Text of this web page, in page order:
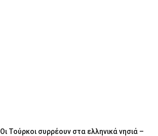
Οι Τούρκοι συρρέουν στα ελληνικά νησιά –